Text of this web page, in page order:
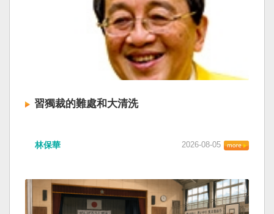
習獨裁的難處和大清洗
林保華 2026-08-05